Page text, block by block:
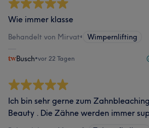
Wie immer klasse
Behandelt von Mirvat• Wimpernlifting
Busch•vor 22 Tagen
Ich bin sehr gerne zum
Beauty . Die Zähne werden immer